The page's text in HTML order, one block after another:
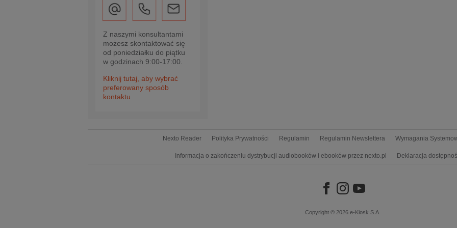
Z naszymi konsultantami
możesz skontaktować się
od poniedziałku do piątku
w godzinach 9:00-17:00.
Kliknij tutaj, aby wybrać
preferowany sposób
kontaktu
Nexto Reader Polityka Prywatności Regulamin Regulamin Newslettera Wymagania
Informacja o zakończeniu dystrybucji audiobooków i ebooków przez nexto.pl Deklaracja
Copyright © 2026 e-Kiosk S.A.